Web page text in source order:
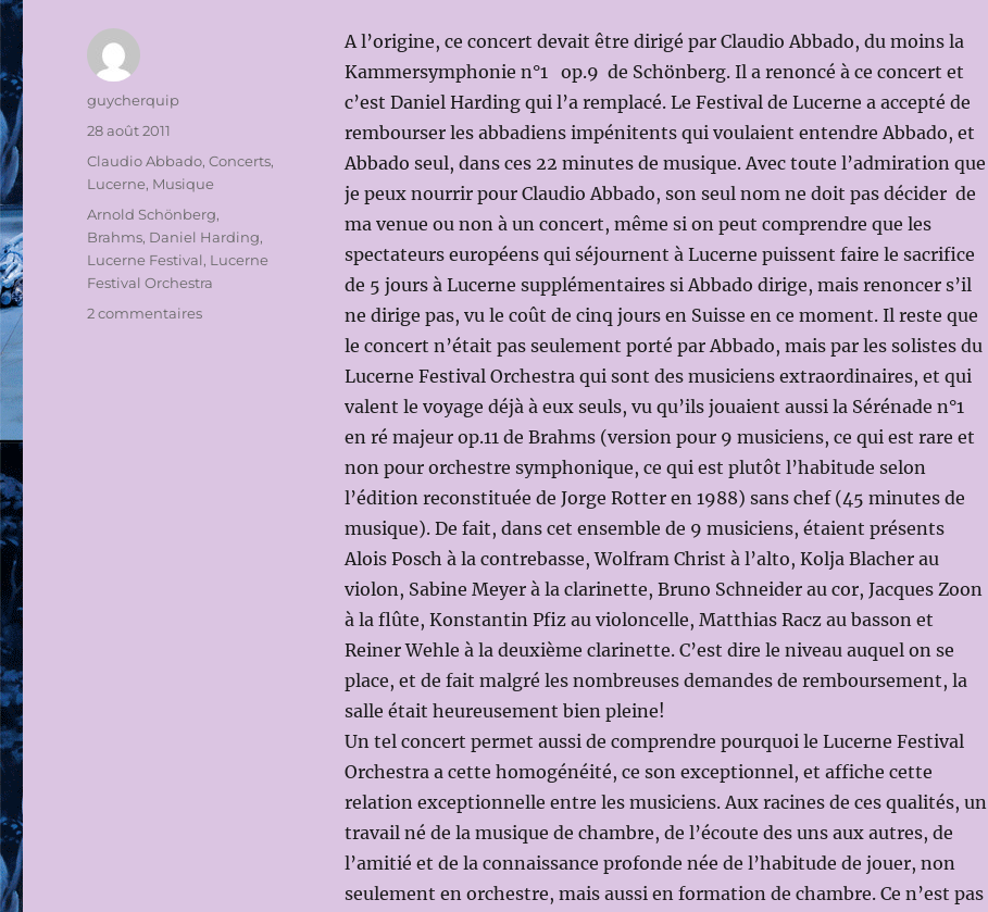
A l’origine, ce concert devait être dirigé par Claudio Abbado, du moins la
Kammersymphonie n°1 op.9 de Schönberg. Il a renoncé à ce concert et
c’est Daniel Harding qui l’a remplacé. Le Festival de Lucerne a accepté de
rembourser les abbadiens impénitents qui voulaient entendre Abbado, et
Abbado seul, dans ces 22 minutes de musique. Avec toute l’admiration que
je peux nourrir pour Claudio Abbado, son seul nom ne doit pas décider de
ma venue ou non à un concert, même si on peut comprendre que les
spectateurs européens qui séjournent à Lucerne puissent faire le sacrifice
de 5 jours à Lucerne supplémentaires si Abbado dirige, mais renoncer s’il
ne dirige pas, vu le coût de cinq jours en Suisse en ce moment. Il reste que
le concert n’était pas seulement porté par Abbado, mais par les solistes du
Lucerne Festival Orchestra qui sont des musiciens extraordinaires, et qui
valent le voyage déjà à eux seuls, vu qu’ils jouaient aussi la Sérénade n°1
en ré majeur op.11 de Brahms (version pour 9 musiciens, ce qui est rare et
non pour orchestre symphonique, ce qui est plutôt l’habitude selon
l’édition reconstituée de Jorge Rotter en 1988) sans chef (45 minutes de
musique). De fait, dans cet ensemble de 9 musiciens, étaient présents
Alois Posch à la contrebasse, Wolfram Christ à l’alto, Kolja Blacher au
violon, Sabine Meyer à la clarinette, Bruno Schneider au cor, Jacques Zoon
à la flûte, Konstantin Pfiz au violoncelle, Matthias Racz au basson et
Reiner Wehle à la deuxième clarinette. C’est dire le niveau auquel on se
place, et de fait malgré les nombreuses demandes de remboursement, la
salle était heureusement bien pleine!
Un tel concert permet aussi de comprendre pourquoi le Lucerne Festival
Orchestra a cette homogénéité, ce son exceptionnel, et affiche cette
relation exceptionnelle entre les musiciens. Aux racines de ces qualités, un
travail né de la musique de chambre, de l’écoute des uns aux autres, de
l’amitié et de la connaissance profonde née de l’habitude de jouer, non
seulement en orchestre, mais aussi en formation de chambre. Ce n’est pas
Auteur
guycherquip
Publié
le
28 août 2011
Catégories
Claudio Abbado,Concerts,
Lucerne, Musique
Étiquettes
Arnold Schönberg,
Brahms, Daniel Harding,
Lucerne Festival, Lucerne
Festival Orchestra
2 commentairessur